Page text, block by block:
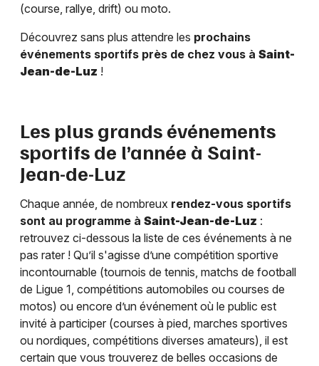
(course, rallye, drift) ou moto.
Découvrez sans plus attendre les prochains
événements sportifs près de chez vous à Saint-
Jean-de-Luz !
Les plus grands événements
sportifs de l’année à Saint-
Jean-de-Luz
Chaque année, de nombreux rendez-vous sportifs
sont au programme à Saint-Jean-de-Luz :
retrouvez ci-dessous la liste de ces événements à ne
pas rater ! Qu’il s'agisse d’une compétition sportive
incontournable (tournois de tennis, matchs de football
de Ligue 1, compétitions automobiles ou courses de
motos) ou encore d’un événement où le public est
invité à participer (courses à pied, marches sportives
ou nordiques, compétitions diverses amateurs), il est
certain que vous trouverez de belles occasions de